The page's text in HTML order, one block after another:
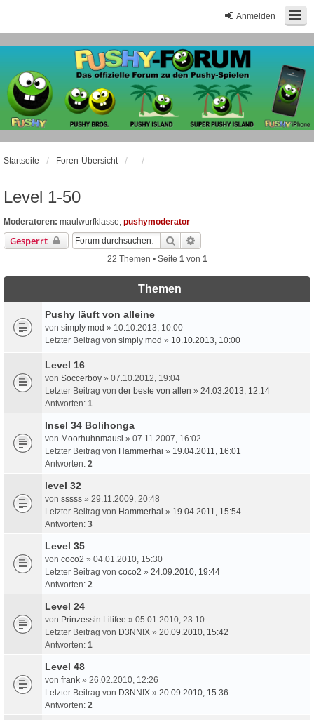
Anmelden
Startseite Foren-Übersicht
Level 1-50
Moderatoren: maulwurfklasse, pushymoderator
Gesperrt Suche
22 Themen • Seite 1von 1
Themen
Pushy läuft von alleine
von simply mod » 10.10.2013, 10:00
Letzter Beitrag von simply mod » 10.10.2013, 10:00
Level 16
von Soccerboy » 07.10.2012, 19:04
Letzter Beitrag von der beste von allen » 24.03.2013, 12:14
Antworten: 1
Insel 34 Bolihonga
von Moorhuhnmausi » 07.11.2007, 16:02
Letzter Beitrag von Hammerhai » 19.04.2011, 16:01
Antworten: 2
level 32
von sssss » 29.11.2009, 20:48
Letzter Beitrag von Hammerhai » 19.04.2011, 15:54
Antworten: 3
Level 35
von coco2 » 04.01.2010, 15:30
Letzter Beitrag von coco2 » 24.09.2010, 19:44
Antworten: 2
Level 24
von Prinzessin Lilifee » 05.01.2010, 23:10
Letzter Beitrag von D3NNIX » 20.09.2010, 15:42
Antworten: 1
Level 48
von frank » 26.02.2010, 12:26
Letzter Beitrag von D3NNIX » 20.09.2010, 15:36
Antworten: 2